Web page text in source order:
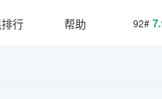
92#
行 帮助